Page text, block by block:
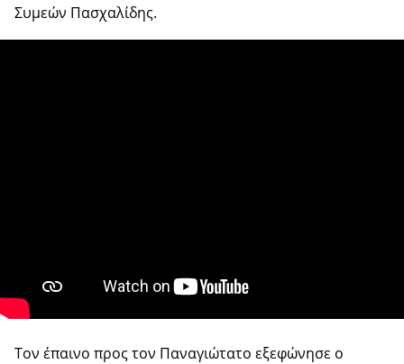
Συμεών Πασχαλίδης.
Τον έπαινο προς τον Παναγιώτατο εξεφώνησε ο